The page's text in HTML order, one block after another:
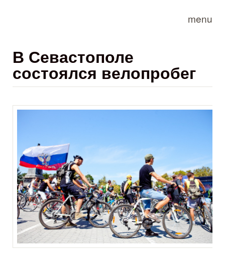
menu
В Севастополе
состоялся велопробег